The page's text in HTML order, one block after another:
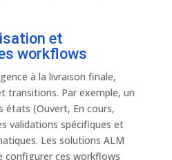
et
workflows
à la livraison finale,
transitions. Par exemple, un
états (Ouvert, En cours,
validations spécifiques et
Les solutions ALM
configurer ces workflows